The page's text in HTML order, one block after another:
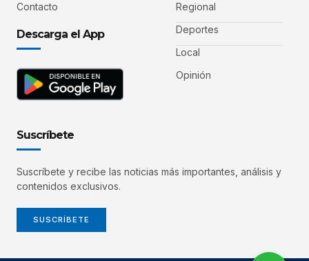
Contacto
Descarga el App
Regional
Deportes
Local
Opinión
Suscríbete
Suscríbete y recibe las noticias más importantes, análisis y
contenidos exclusivos.
SUSCRÍBETE